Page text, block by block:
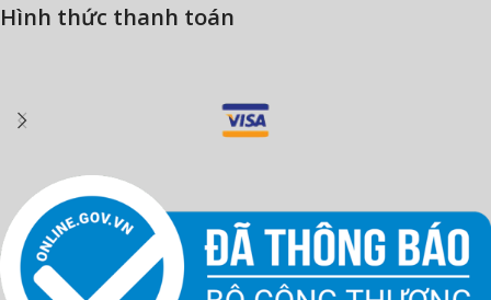
Hình thức thanh toán